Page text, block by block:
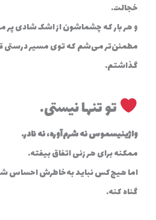
خجالت.
و هر بار که چشماشون از اشک شادی
مطمئن‌تر می‌شم که توی مسیر درستی
گذاشتم.
تو تنها نیستی…
واژینیسموس نه شرم‌آوره، نه نادر.
ممکنه برای هر زنی اتفاق بیفته.
اما هیچ‌کس نباید به‌خاطرش احساس
گناه کنه.